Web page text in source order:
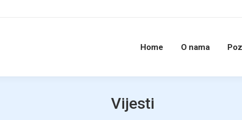
Home O nama
Vijesti